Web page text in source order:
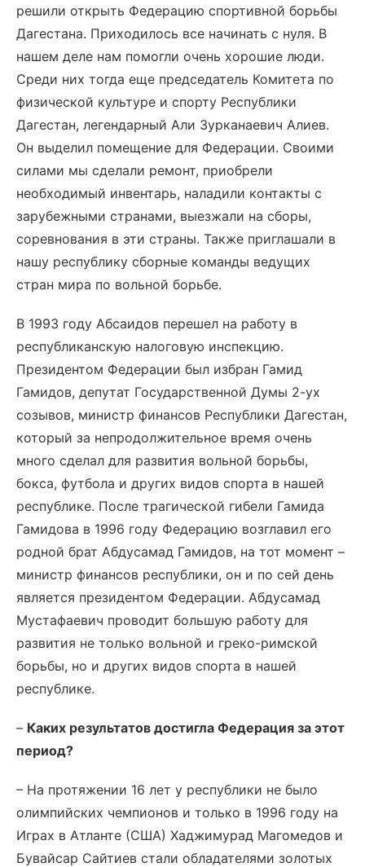
решили открыть Федерацию спортивной борьбы
Дагестана. Приходилось все начинать с нуля. В
нашем деле нам помогли очень хорошие люди.
Среди них тогда еще председатель Комитета по
физической культуре и спорту Республики
Дагестан, легендарный Али Зурканаевич Алиев.
Он выделил помещение для Федерации. Своими
силами мы сделали ремонт, приобрели
необходимый инвентарь, наладили контакты с
зарубежными странами, выезжали на сборы,
соревнования в эти страны. Также приглашали в
нашу республику сборные команды ведущих
стран мира по вольной борьбе.
В 1993 году Абсаидов перешел на работу в
республиканскую налоговую инспекцию.
Президентом Федерации был избран Гамид
Гамидов, депутат Государственной Думы 2-ух
созывов, министр финансов Республики Дагестан,
который за непродолжительное время очень
много сделал для развития вольной борьбы,
бокса, футбола и других видов спорта в нашей
республике. После трагической гибели Гамида
Гамидова в 1996 году Федерацию возглавил его
родной брат Абдусамад Гамидов, на тот момент –
министр финансов республики, он и по сей день
является президентом Федерации. Абдусамад
Мустафаевич проводит большую работу для
развития не только вольной и греко-римской
борьбы, но и других видов спорта в нашей
республике.
– Каких результатов достигла Федерация за этот
период?
– На протяжении 16 лет у республики не было
олимпийских чемпионов и только в 1996 году на
Играх в Атланте (США) Хаджимурад Магомедов и
Бувайсар Сайтиев стали обладателями золотых